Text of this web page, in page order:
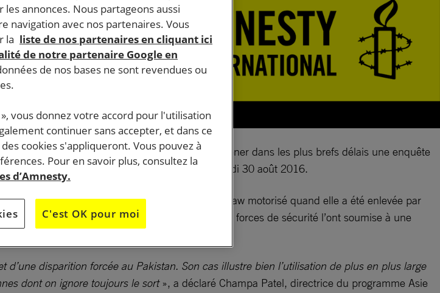
forcée, les autorités pakistanaises doivent mener dans les plus brefs délais une enquête
Shahzadi, a déclaré Amnesty International mardi 30 août 2016.
se rendait à son travail à Lahore dans un rickshaw motorisé quand elle a été enlevée par
humains du Pakistan (HRCP) pense que les forces de sécurité l’ont soumise à une
disparition forcée au Pakistan. Son cas illustre bien l’utilisation de plus en plus large
dont on ignore toujours le sort», a déclaré Champa Patel, directrice du programme Asie
annonces. Nous partageons aussi
navigation avec nos partenaires. Vous
la liste de nos partenaires en cliquant ici
de notre partenaire Google en
de nos bases ne sont revendues ou
», vous donnez votre accord pour l'utilisation
continuer sans accepter, et dans ce
cookies s'appliqueront. Vous pouvez à
Pour en savoir plus, consultez la
d’Amnesty.
C'est OK pour moi